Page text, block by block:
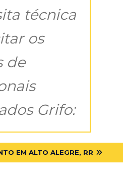
técnica
os
de
Grifo:
EM ALTO ALEGRE, RR